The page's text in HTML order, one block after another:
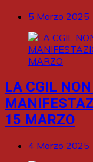
5 Marzo 2025
LA CGIL
15 MARZO
4 Marzo 2025